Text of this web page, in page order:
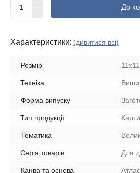
До
Характеристики: (дивитися всі)
Розмір
Техніка
Форма випуску
Тип продукції
Тематика
Серія товарів Для
Канва та основа Атлас